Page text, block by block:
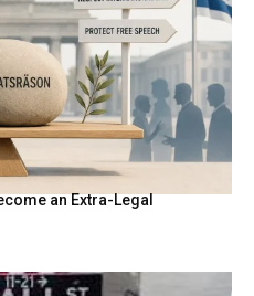
an Extra-Legal